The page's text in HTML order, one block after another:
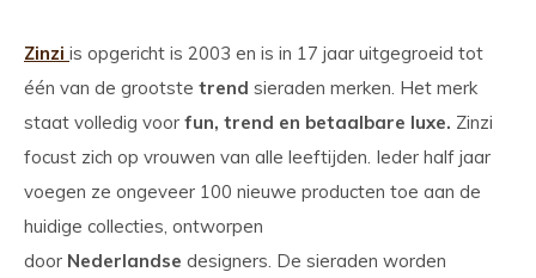
Zinzi is opgericht is 2003 en is in 17 jaar uitgegroeid tot
één van de grootste trend sieraden merken. Het merk
staat volledig voor fun, trend en betaalbare luxe. Zinzi
focust zich op vrouwen van alle leeftijden. Ieder half jaar
voegen ze ongeveer 100 nieuwe producten toe aan de
huidige collecties, ontworpen
door Nederlandse designers. De sieraden worden